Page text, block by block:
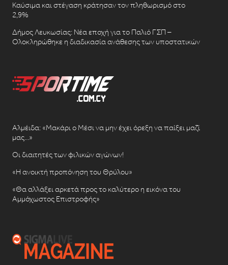
Καύσιμα και στέγαση κράτησαν τον πληθωρισμό στο
2,9%
Δήμος Λευκωσίας: Νέα εποχή για το Παλιό ΓΣΠ –
Ολοκληρώθηκε η διαδικασία ανάθεσης των υποστατικών
Αλμέιδα: «Μακάρι ο Μέσι να μην έχει όρεξη να παίξει μαζί
μας…»
Οι διαιτητές των φιλικών αγώνων!
«Η ανοικτή προπόνηση του Θρύλου»
«Θα αλλάξει αρκετά προς το καλύτερο η εικόνα του
Αμμόχωστος Επιστροφής»